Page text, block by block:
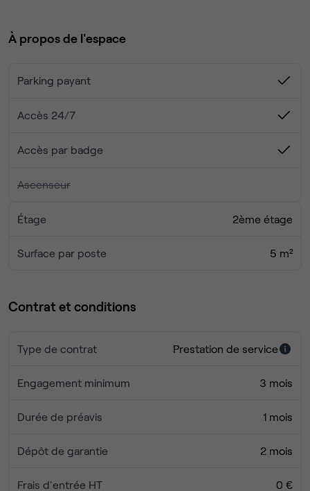
l'accès 7/7j et 24/24h par carte d'accès, l'accès aux
machine à café et cuisine équipée. Plus d'informations et
À propos de l'espace
Parking payant
Accès 24/7
Accès par badge
Ascenseur
Étage 2ème étage
Surface par poste 5 m²
Contrat et conditions
Type de contrat Prestation de service
Engagement minimum 3 mois
Durée de préavis 1 mois
Dépôt de garantie 2 mois
Frais d'entrée HT 0 €